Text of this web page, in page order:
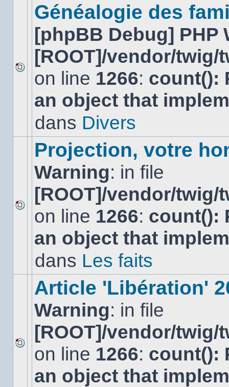
Aucun
nouveau
message
non-
dans
Généalogie des
[phpBB Debug] PHP
[ROOT]/vendor/
on line 1266: count():
an object that
dans Divers
Aucun
nouveau
message
non-
dans
Projection, votre
Warning: in file
[ROOT]/vendor/
on line 1266: count():
an object that
dans Les faits
Aucun
nouveau
message
non-
Article 'Libération'
Warning: in file
[ROOT]/vendor/
on line 1266: count():
an object that